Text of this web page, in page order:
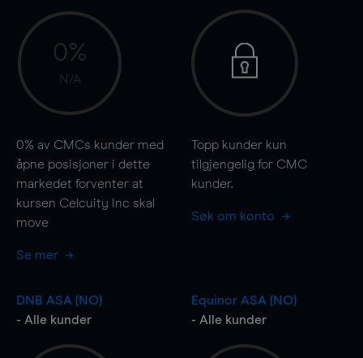
0%
N/A
0% av CMCs kunder med
åpne posisjoner i dette
markedet forventer at
kursen Celcuity Inc skal
move
Se mer
Topp kunder kun
tilgjengelig for CMC
kunder.
Søk om konto
DNB ASA (NO)
- Alle kunder
Equinor ASA (NO)
- Alle kunder